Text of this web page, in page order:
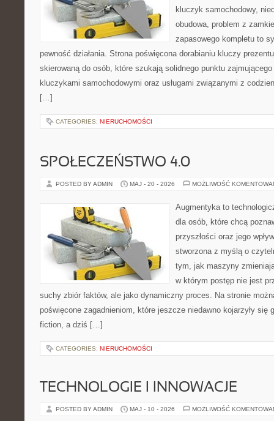
kluczyk samochodowy,
obudowa, problem z
zapasowego kompletu to
pewność działania. Strona poświęcona dorabianiu kluczy
skierowaną do osób, które szukają solidnego punktu
kluczykami samochodowymi oraz usługami związanymi z
[…]
CATEGORIES: NIERUCHOMOŚCI
SPOŁECZEŃSTWO 4.0
POSTED BY ADMIN MAJ - 20 - 2026 MOŻLIWOŚĆ
Augmentyka to
dla osób, które chcą
przyszłości oraz jego
stworzona z myślą o
tym, jak maszyny
w którym postęp nie jest
suchy zbiór faktów, ale jako dynamiczny proces. Na stronie
poświęcone zagadnieniom, które jeszcze niedawno kojarzyły się
fiction, a dziś […]
CATEGORIES: NIERUCHOMOŚCI
TECHNOLOGIE I INNOWACJE
POSTED BY ADMIN MAJ - 10 - 2026 MOŻLIWOŚĆ